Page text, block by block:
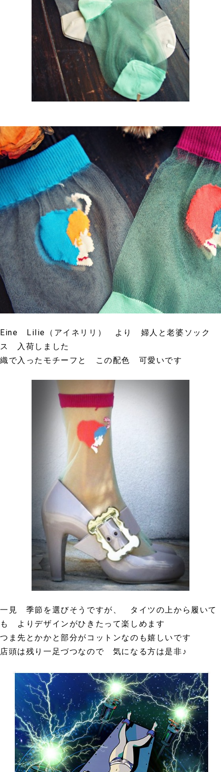
Eine Lilie（アイネリリ） より 婦人と老婆ソック
ス 入荷しました
織で入ったモチーフと この配色 可愛いです
一見 季節を選びそうですが、 タイツの上から履いて
も よりデザインがひきたって楽しめます
つま先とかかと部分がコットンなのも嬉しいです
店頭は残り一足づつなので 気になる方は是非♪